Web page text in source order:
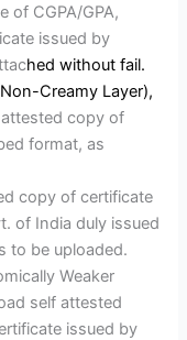
of CGPA/GPA,
issued by
hedwithout fail.
Creamy Layer),
copy of
format, as
copy of certificate
of India duly issued
to be uploaded.
Weaker
self attested
issued by